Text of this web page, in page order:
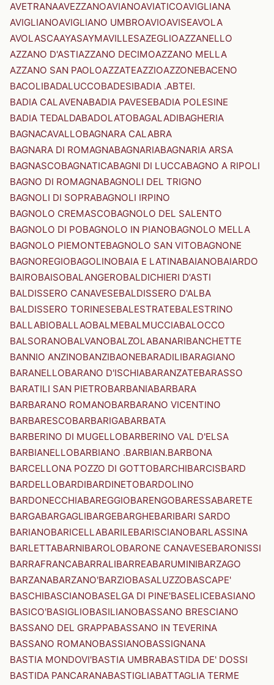
AVETRANAAVEZZANOAVIANOAVIATICOAVIGLIANA
AVIGLIANOAVIGLIANO UMBROAVIOAVISEAVOLA
AVOLASCAAYASAYMAVILLESAZEGLIOAZZANELLO
AZZANO D'ASTIAZZANO DECIMOAZZANO MELLA
AZZANO SAN PAOLOAZZATEAZZIOAZZONEBACENO
BACOLIBADALUCCOBADESIBADIA .ABTEI.
BADIA CALAVENABADIA PAVESEBADIA POLESINE
BADIA TEDALDABADOLATOBAGALADIBAGHERIA
BAGNACAVALLOBAGNARA CALABRA
BAGNARA DI ROMAGNABAGNARIABAGNARIA ARSA
BAGNASCOBAGNATICABAGNI DI LUCCABAGNO A RIPOLI
BAGNO DI ROMAGNABAGNOLI DEL TRIGNO
BAGNOLI DI SOPRABAGNOLI IRPINO
BAGNOLO CREMASCOBAGNOLO DEL SALENTO
BAGNOLO DI POBAGNOLO IN PIANOBAGNOLO MELLA
BAGNOLO PIEMONTEBAGNOLO SAN VITOBAGNONE
BAGNOREGIOBAGOLINOBAIA E LATINABAIANOBAIARDO
BAIROBAISOBALANGEROBALDICHIERI D'ASTI
BALDISSERO CANAVESEBALDISSERO D'ALBA
BALDISSERO TORINESEBALESTRATEBALESTRINO
BALLABIOBALLAOBALMEBALMUCCIABALOCCO
BALSORANOBALVANOBALZOLABANARIBANCHETTE
BANNIO ANZINOBANZIBAONEBARADILIBARAGIANO
BARANELLOBARANO D'ISCHIABARANZATEBARASSO
BARATILI SAN PIETROBARBANIABARBARA
BARBARANO ROMANOBARBARANO VICENTINO
BARBARESCOBARBARIGABARBATA
BARBERINO DI MUGELLOBARBERINO VAL D'ELSA
BARBIANELLOBARBIANO .BARBIAN.BARBONA
BARCELLONA POZZO DI GOTTOBARCHIBARCISBARD
BARDELLOBARDIBARDINETOBARDOLINO
BARDONECCHIABAREGGIOBARENGOBARESSABARETE
BARGABARGAGLIBARGEBARGHEBARIBARI SARDO
BARIANOBARICELLABARILEBARISCIANOBARLASSINA
BARLETTABARNIBAROLOBARONE CANAVESEBARONISSI
BARRAFRANCABARRALIBARREABARUMINIBARZAGO
BARZANABARZANO'BARZIOBASALUZZOBASCAPE'
BASCHIBASCIANOBASELGA DI PINE'BASELICEBASIANO
BASICO'BASIGLIOBASILIANOBASSANO BRESCIANO
BASSANO DEL GRAPPABASSANO IN TEVERINA
BASSANO ROMANOBASSIANOBASSIGNANA
BASTIA MONDOVI'BASTIA UMBRABASTIDA DE' DOSSI
BASTIDA PANCARANABASTIGLIABATTAGLIA TERME